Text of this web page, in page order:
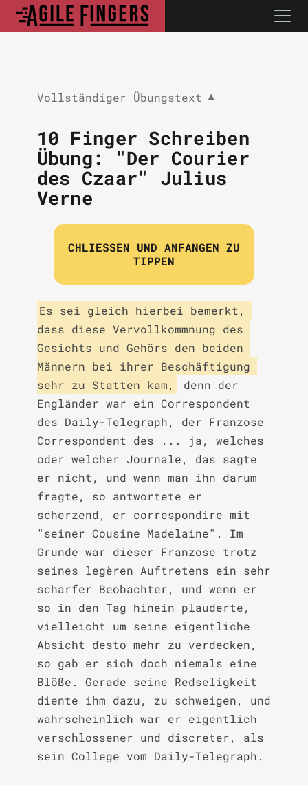
Vollständiger Übungstext ▼
10 Finger Schreiben
Übung: "Der Courier
des Czaar" Julius
Verne
CHLIESSEN UND ANFANGEN ZU T
IPPEN
Es sei gleich hierbei bemerkt,
dass diese Vervollkommnung des
Gesichts und Gehörs den beiden
Männern bei ihrer Beschäftigung
sehr zu Statten kam,
denn der
Engländer war ein Correspondent
des Daily-Telegraph, der Franzose
Correspondent des ... ja, welches
oder welcher Journale, das sagte
er nicht, und wenn man ihn darum
fragte, so antwortete er
scherzend, er correspondire mit
"seiner Cousine Madelaine". Im
Grunde war dieser Franzose trotz
seines legèren Auftretens ein sehr
scharfer Beobachter, und wenn er
so in den Tag hinein plauderte,
vielleicht um seine eigentliche
Absicht desto mehr zu verdecken,
so gab er sich doch niemals eine
Blöße. Gerade seine Redseligkeit
diente ihm dazu, zu schweigen, und
wahrscheinlich war er eigentlich
verschlossener und discreter, als
sein College vom Daily-Telegraph.